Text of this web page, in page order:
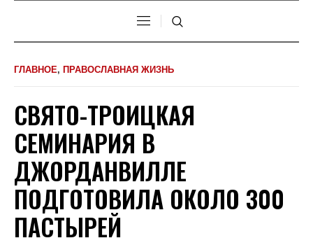
ГЛАВНОЕ, ПРАВОСЛАВНАЯ ЖИЗНЬ
СВЯТО-ТРОИЦКАЯ
СЕМИНАРИЯ В
ДЖОРДАНВИЛЛЕ
ПОДГОТОВИЛА ОКОЛО 300
ПАСТЫРЕЙ